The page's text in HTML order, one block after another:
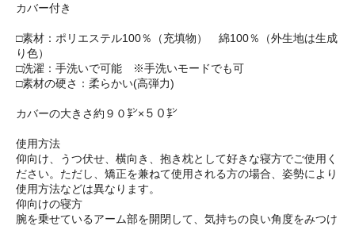
カバー付き
□素材：ポリエステル100％（充填物） 綿100％（外生地は生成
り色）
□洗濯：手洗いで可能 ※手洗いモードでも可
□素材の硬さ：柔らかい(高弾力)
カバーの大きさ約９０㌢×５０㌢
使用方法
仰向け、うつ伏せ、横向き、抱き枕として好きな寝方でご使用く
ださい。ただし、矯正を兼ねて使用される方の場合、姿勢により
使用方法などは異なります。
仰向けの寝方
腕を乗せているアーム部を開閉して、気持ちの良い角度をみつけ